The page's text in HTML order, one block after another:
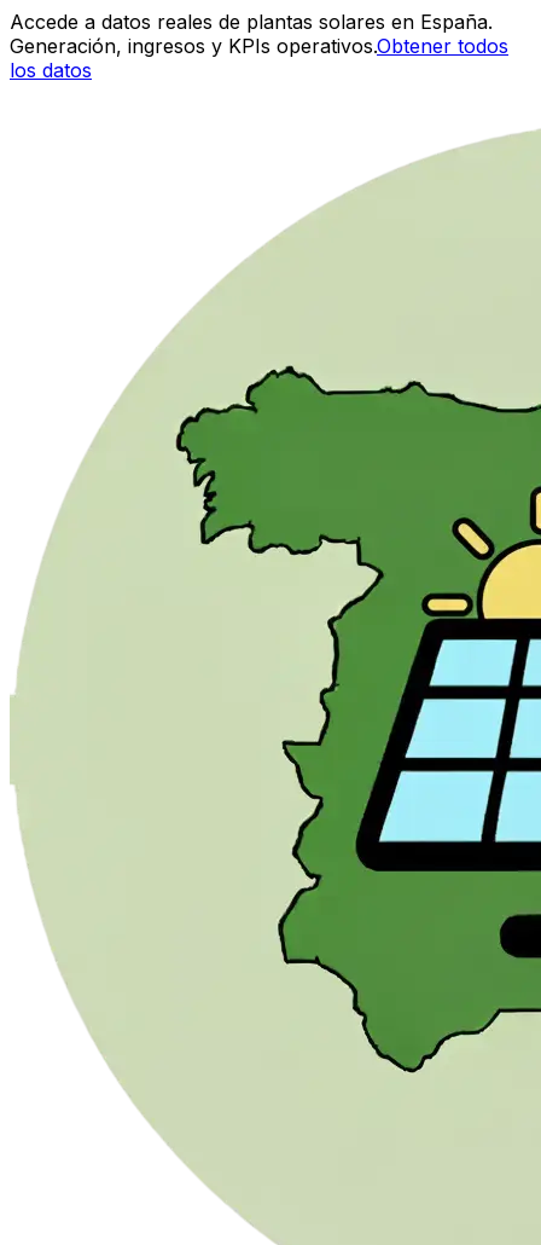
Accede a datos reales de plantas solares en España.
Generación, ingresos y KPIs operativos.Obtener todos
los datos